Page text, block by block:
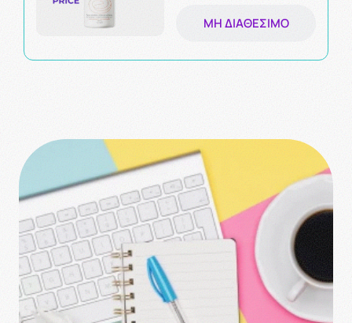
ΜΗ ΔΙΑΘΈΣΙΜΟ